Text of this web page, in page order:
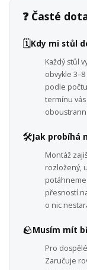
❓ Časté
🗓️Kdy mi stůl
Každý stůl
obvykle
podle
termínu
🛠️Jak probíhá
Montáž
rozložený,
přesností
o nic
🪨Musím mít
Pro
Zaručuje